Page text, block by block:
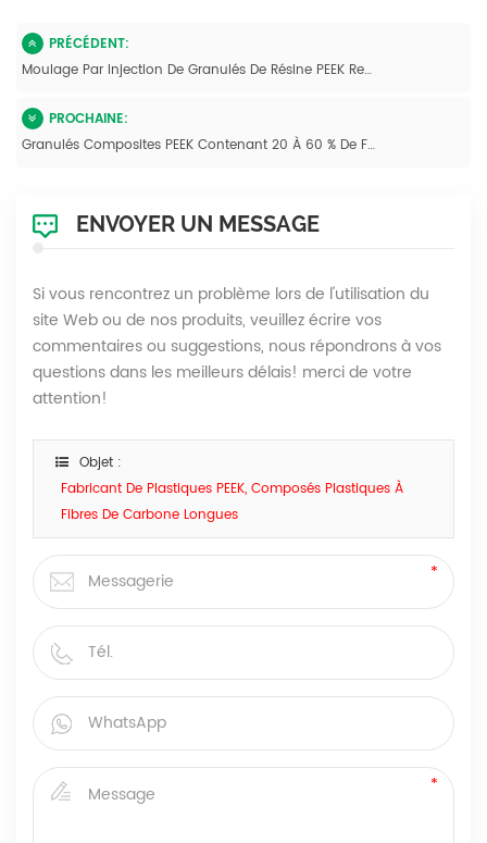
PRÉCÉDENT:
Moulage Par Injection De Granulés De Résine PEEK Renforcés De Fibres De Carbone
PROCHAINE:
Granulés Composites PEEK Contenant 20 À 60 % De Fibres De Carbone Longues
ENVOYER UN MESSAGE
Si vous rencontrez un problème lors de l'utilisation du
site Web ou de nos produits, veuillez écrire vos
commentaires ou suggestions, nous répondrons à vos
questions dans les meilleurs délais! merci de votre
attention!
Objet :
Fabricant De Plastiques PEEK, Composés Plastiques À
Fibres De Carbone Longues